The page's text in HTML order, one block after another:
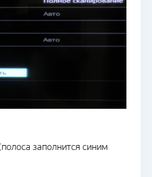
заполнится синим